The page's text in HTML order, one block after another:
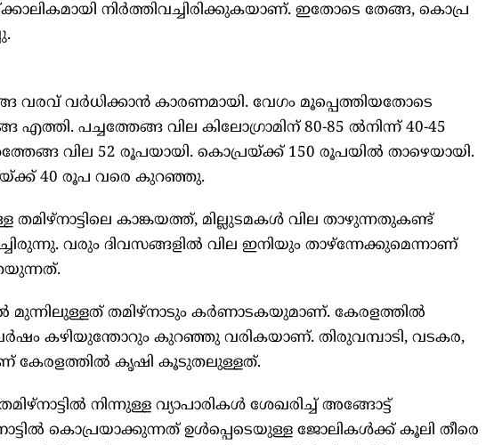
നിര്‍ത്തിവച്ചിരിക്കുകയാണ്. ഇതോടെ തേങ്ങ, കൊപ്ര
വര്‍ധിക്കാന്‍ കാരണമായി. വേഗം മൂപ്പെത്തിയതോടെ
പച്ചത്തേങ്ങ വില കിലോഗ്രാമിന് 80-85 ല്‍നിന്ന് 40-45
വില 52 രൂപയായി. കൊപ്രയ്ക്ക് 150 രൂപയില്‍ താഴെയായി.
40 രൂപ വരെ കുറഞ്ഞു.
തമിഴ്നാട്ടിലെ കാങ്കയത്ത്, മില്ലുടമകള്‍ വില താഴുന്നതുകണ്ട്
വരും ദിവസങ്ങളില്‍ വില ഇനിയും താഴ്‌ന്നേക്കുമെന്നാണ്
മുന്നിലുള്ളത് തമിഴ്‌നാടും കര്‍ണാടകയുമാണ്. കേരളത്തില്‍
കഴിയുന്തോറും കുറഞ്ഞു വരികയാണ്. തിരുവമ്പാടി, വടകര,
കേരളത്തില്‍ കൃഷി കൂടുതലുള്ളത്.
നിന്നുള്ള വ്യാപാരികള്‍ ശേഖരിച്ച് അങ്ങോട്ട്
കൊപ്രയാക്കുന്നത് ഉള്‍പ്പെടെയുള്ള ജോലികള്‍ക്ക് കൂലി തീരെ